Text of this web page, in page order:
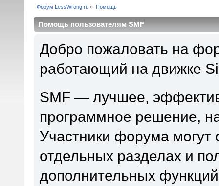
Форум LessWrong.ru » Помощь
Помощь пользователям SMF
Добро пожаловать на
работающий на движке
SMF — лучшее,
программное решение,
Участники форума
отдельных разделах и
дополнительных